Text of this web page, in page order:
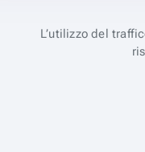
L’utilizzo del